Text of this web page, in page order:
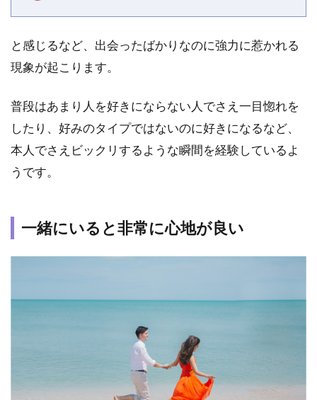
1.11
た日が
近い
二人に
試練が
訪れる
束縛を
1.14
だけで
相手の
喜びや
と感じるなど、出会ったばかりなのに強力に惹かれる
現象が起こります。
普段はあまり人を好きにならない人でさえ一目惚れを
したり、好みのタイプではないのに好きになるなど、
本人でさえビックリするような瞬間を経験しているよ
うです。
一緒にいると非常に心地が良い